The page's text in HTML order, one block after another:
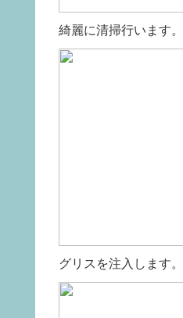
綺麗に清掃行います。
グリスを注入します。